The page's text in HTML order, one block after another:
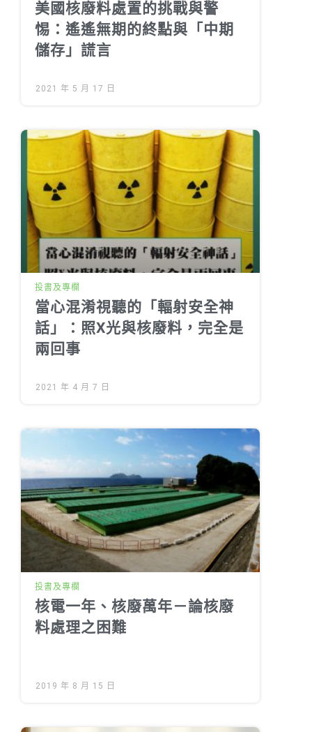
美國核廢料處置的挑戰與警
惕：遙遙無期的終點與「中期
儲存」謊言
2021 年 5 月 17 日
投書及專欄
當心混淆視聽的「輻射安全神
話」：照X光與核廢料，完全是
兩回事
2021 年 4 月 7 日
投書及專欄
核電一年、核廢萬年－論核廢
料處理之困難
2019 年 8 月 15 日